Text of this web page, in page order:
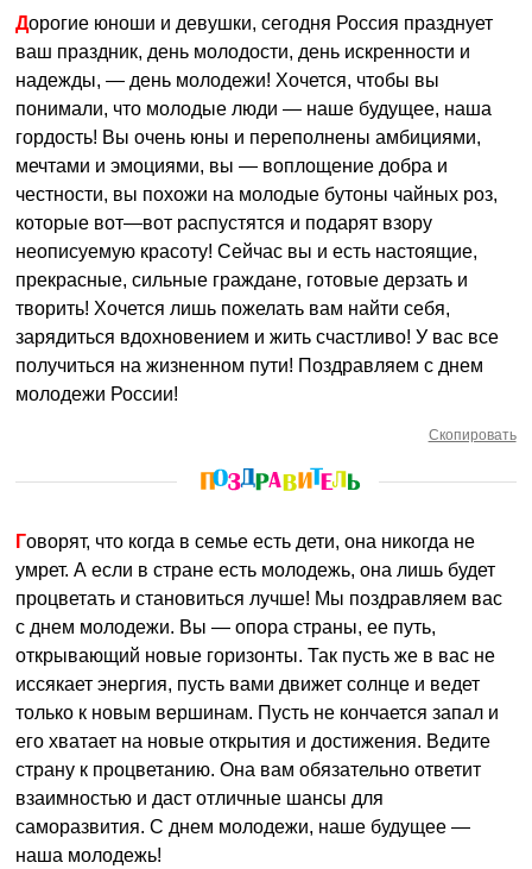
Дорогие юноши и девушки, сегодня Россия празднует
ваш праздник, день молодости, день искренности и
надежды, — день молодежи! Хочется, чтобы вы
понимали, что молодые люди — наше будущее, наша
гордость! Вы очень юны и переполнены амбициями,
мечтами и эмоциями, вы — воплощение добра и
честности, вы похожи на молодые бутоны чайных роз,
которые вот—вот распустятся и подарят взору
неописуемую красоту! Сейчас вы и есть настоящие,
прекрасные, сильные граждане, готовые дерзать и
творить! Хочется лишь пожелать вам найти себя,
зарядиться вдохновением и жить счастливо! У вас все
получиться на жизненном пути! Поздравляем с днем
молодежи России!
Скопировать
Говорят, что когда в семье есть дети, она никогда не
умрет. А если в стране есть молодежь, она лишь будет
процветать и становиться лучше! Мы поздравляем вас
с днем молодежи. Вы — опора страны, ее путь,
открывающий новые горизонты. Так пусть же в вас не
иссякает энергия, пусть вами движет солнце и ведет
только к новым вершинам. Пусть не кончается запал и
его хватает на новые открытия и достижения. Ведите
страну к процветанию. Она вам обязательно ответит
взаимностью и даст отличные шансы для
саморазвития. С днем молодежи, наше будущее —
наша молодежь!